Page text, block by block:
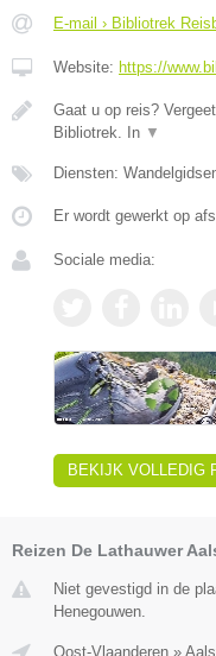
E-mail › Bibliotrek
Website: https://
Gaat u op reis?
Bibliotrek. In ▼
Diensten:
Er wordt gewerkt op
Sociale media:
BEKIJK VOLLEDIG
Reizen De Lathauwer
Niet gevestigd in de
Henegouwen.
Oost-Vlaanderen »